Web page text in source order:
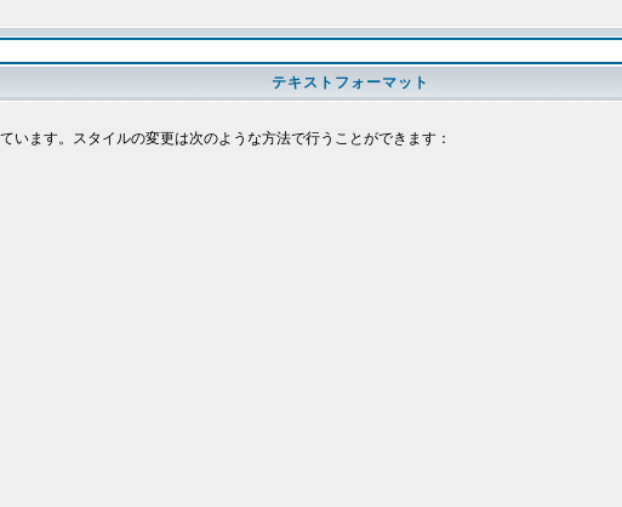
テキストフォーマット
ます。スタイルの変更は次のような方法で行うことができます：